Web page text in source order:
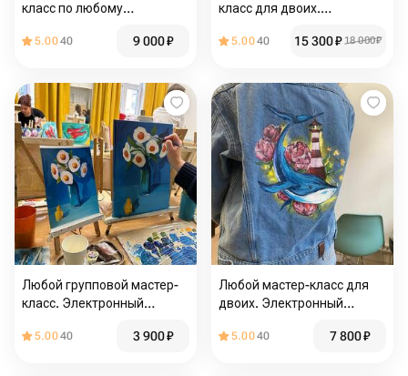
класс по любому
Электронный сертификат
5.0040 9 000₽
класс для двоих.
5.0040 15 300₽ 18 000₽
Любой групповой мастер-
класс. Электронный
5.0040 3 900₽
Любой мастер-класс для
двоих. Электронный
5.0040 7 800₽